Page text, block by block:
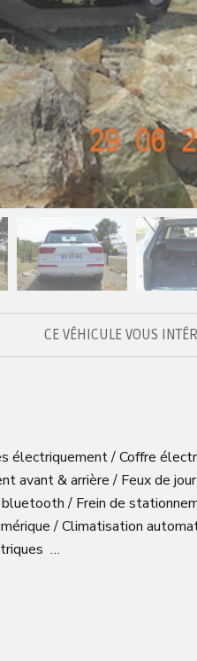
CE VÉHICULE VOUS
électriquement / Coffre
avant & arrière / Feux de
bluetooth / Frein de
/ Climatisation
…